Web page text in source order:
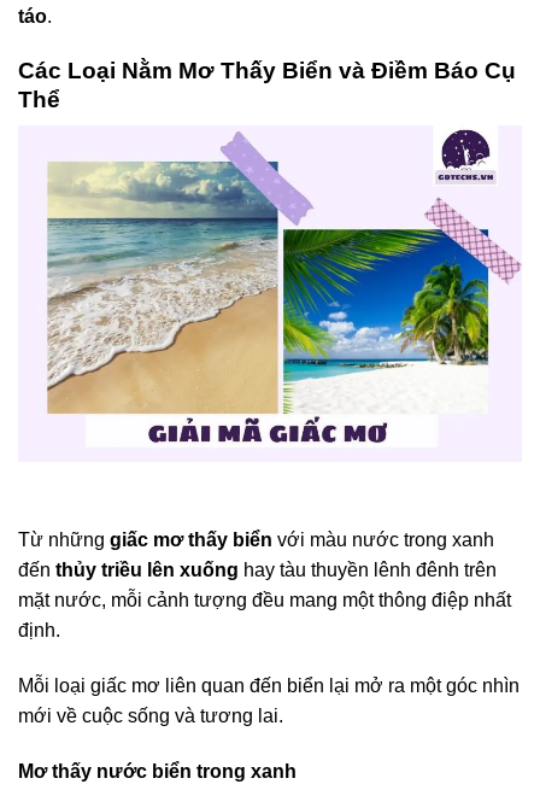
táo.
Các Loại Nằm Mơ Thấy Biển và Điềm Báo Cụ
Thể
Từ những giấc mơ thấy biển với màu nước trong xanh
đến thủy triều lên xuống hay tàu thuyền lênh đênh trên
mặt nước, mỗi cảnh tượng đều mang một thông điệp nhất
định.
Mỗi loại giấc mơ liên quan đến biển lại mở ra một góc nhìn
mới về cuộc sống và tương lai.
Mơ thấy nước biển trong xanh